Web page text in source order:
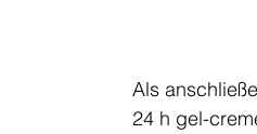
Als
24 h gel-